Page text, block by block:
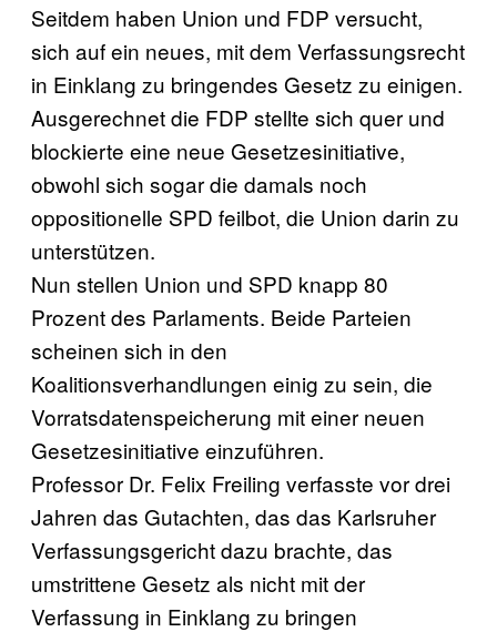
Seitdem haben Union und FDP versucht,
sich auf ein neues, mit dem Verfassungsrecht
in Einklang zu bringendes Gesetz zu einigen.
Ausgerechnet die FDP stellte sich quer und
blockierte eine neue Gesetzesinitiative,
obwohl sich sogar die damals noch
oppositionelle SPD feilbot, die Union darin zu
unterstützen.
Nun stellen Union und SPD knapp 80
Prozent des Parlaments. Beide Parteien
scheinen sich in den
Koalitionsverhandlungen einig zu sein, die
Vorratsdatenspeicherung mit einer neuen
Gesetzesinitiative einzuführen.
Professor Dr. Felix Freiling verfasste vor drei
Jahren das Gutachten, das das Karlsruher
Verfassungsgericht dazu brachte, das
umstrittene Gesetz als nicht mit der
Verfassung in Einklang zu bringen